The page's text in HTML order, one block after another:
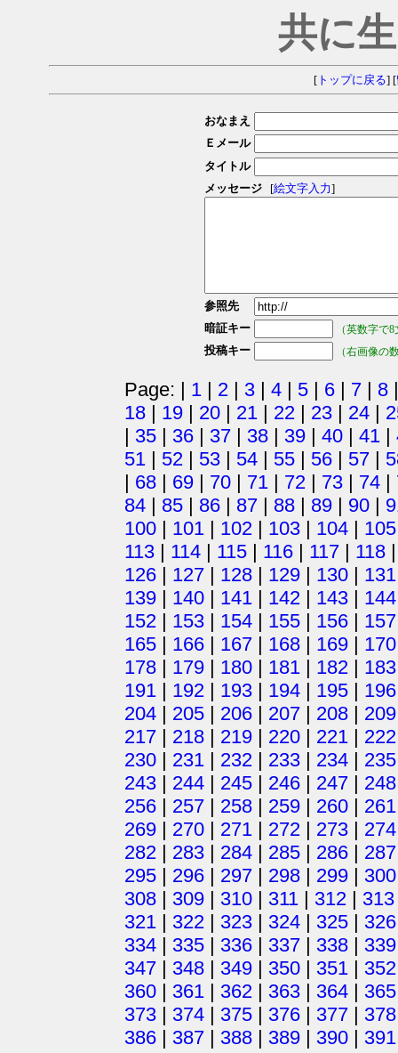
共に
[トップに戻る] [
おなまえ
Ｅメール
タイトル
メッセージ
[絵文字入力]
参照先
暗証キー
（英数字で
投稿キー （右画像の
Page: | 1 | 2 | 3 | 4 | 5 | 6 | 7 | 8
18 | 19 | 20 | 21 | 22 | 23 | 24 |
| 35 | 36 | 37 | 38 | 39 | 40 | 41 |
51 | 52 | 53 | 54 | 55 | 56 | 57 |
| 68 | 69 | 70 | 71 | 72 | 73 | 74 |
84 | 85 | 86 | 87 | 88 | 89 | 90 |
100 | 101 | 102 | 103 | 104 | 105
113 | 114 | 115 | 116 | 117 | 118
126 | 127 | 128 | 129 | 130 | 131
139 | 140 | 141 | 142 | 143 | 144
152 | 153 | 154 | 155 | 156 | 157
165 | 166 | 167 | 168 | 169 | 170
178 | 179 | 180 | 181 | 182 | 183
191 | 192 | 193 | 194 | 195 | 196
204 | 205 | 206 | 207 | 208 | 209
217 | 218 | 219 | 220 | 221 | 222
230 | 231 | 232 | 233 | 234 | 235
243 | 244 | 245 | 246 | 247 | 248
256 | 257 | 258 | 259 | 260 | 261
269 | 270 | 271 | 272 | 273 | 274
282 | 283 | 284 | 285 | 286 | 287
295 | 296 | 297 | 298 | 299 | 300
308 | 309 | 310 | 311 | 312 | 313
321 | 322 | 323 | 324 | 325 | 326
334 | 335 | 336 | 337 | 338 | 339
347 | 348 | 349 | 350 | 351 | 352
360 | 361 | 362 | 363 | 364 | 365
373 | 374 | 375 | 376 | 377 | 378
386 | 387 | 388 | 389 | 390 | 391